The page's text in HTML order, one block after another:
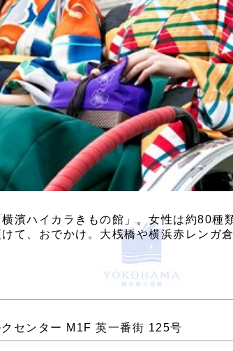
濱ハイカラきもの館」。女性は約80種
て、おでかけ。大桟橋や横浜赤レンガ
センター M1F 英一番街 125号